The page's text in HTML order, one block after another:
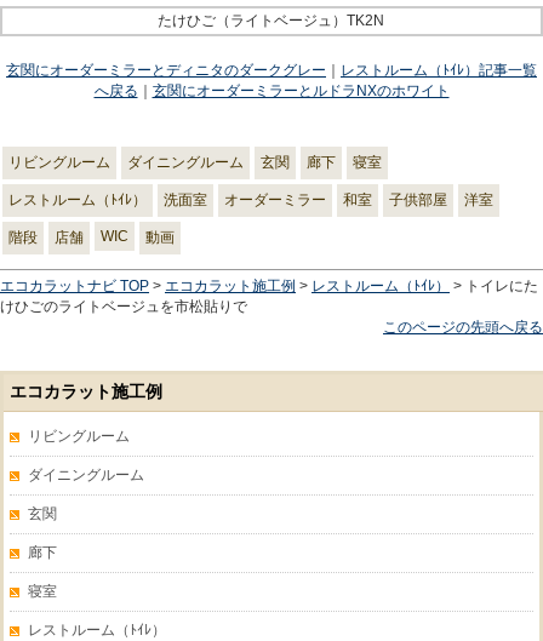
たけひご（ライトベージュ）TK2N
玄関にオーダーミラーとディニタのダークグレー ｜ レストルーム（ﾄｲﾚ）記事一覧
へ戻る ｜ 玄関にオーダーミラーとルドラNXのホワイト
リビングルーム ダイニングルーム 玄関 廊下 寝室
レストルーム（ﾄｲﾚ） 洗面室 オーダーミラー 和室 子供部屋 洋室
階段 店舗 WIC 動画
エコカラットナビ TOP > エコカラット施工例 > レストルーム（ﾄｲﾚ）
> トイレにた
けひごのライトベージュを市松貼りで
このページの先頭へ戻る
エコカラット施工例
リビングルーム
ダイニングルーム
玄関
廊下
寝室
レストルーム（ﾄｲﾚ）